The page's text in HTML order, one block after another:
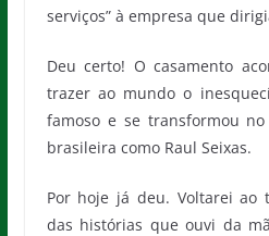
serviços” à empresa que
Deu certo! O casamento
trazer ao mundo o
famoso e se transformou
brasileira como Raul Seixas.
Por hoje já deu. Voltarei ao
das histórias que ouvi da